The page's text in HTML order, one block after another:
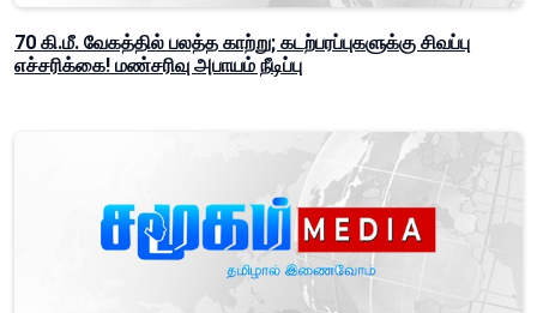
70 கி.மீ. வேகத்தில் பலத்த காற்று; கடற்பரப்புகளுக்கு சிவப்பு
எச்சரிக்கை! மண்சரிவு அபாயம் நீடிப்பு